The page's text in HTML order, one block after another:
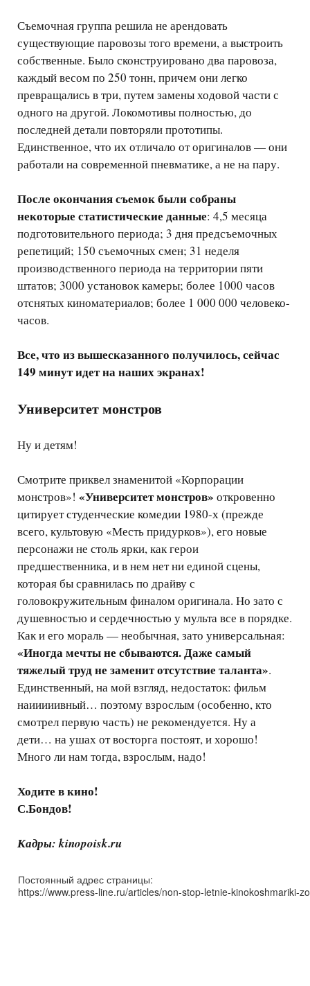
Съемочная группа решила не арендовать
существующие паровозы того времени, а выстроить
собственные. Было сконструировано два паровоза,
каждый весом по 250 тонн, причем они легко
превращались в три, путем замены ходовой части с
одного на другой. Локомотивы полностью, до
последней детали повторяли прототипы.
Единственное, что их отличало от оригиналов — они
работали на современной пневматике, а не на пару.
После окончания съемок были собраны
некоторые статистические данные: 4,5 месяца
подготовительного периода; 3 дня предсъемочных
репетиций; 150 съемочных смен; 31 неделя
производственного периода на территории пяти
штатов; 3000 установок камеры; более 1000 часов
отснятых киноматериалов; более 1 000 000 человеко-
часов.
Все, что из вышесказанного получилось, сейчас
149 минут идет на наших экранах!
Университет монстров
Ну и детям!
Смотрите приквел знаменитой «Корпорации
монстров»! «Университет монстров» откровенно
цитирует студенческие комедии 1980-х (прежде
всего, культовую «Месть придурков»), его новые
персонажи не столь ярки, как герои
предшественника, и в нем нет ни единой сцены,
которая бы сравнилась по драйву с
головокружительным финалом оригинала. Но зато с
душевностью и сердечностью у мульта все в порядке.
Как и его мораль — необычная, зато универсальная:
«Иногда мечты не сбываются. Даже самый
тяжелый труд не заменит отсутствие таланта».
Единственный, на мой взгляд, недостаток: фильм
наииииивный… поэтому взрослым (особенно, кто
смотрел первую часть) не рекомендуется. Ну а
дети… на ушах от восторга постоят, и хорошо!
Много ли нам тогда, взрослым, надо!
Ходите в кино!
С.Бондов!
Кадры: kinopoisk.ru
Постоянный адрес страницы:
https://www.press-line.ru/articles/non-stop-letnie-kinokoshmariki-